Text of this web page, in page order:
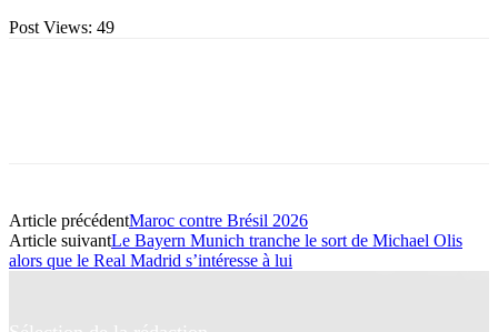
Post Views: 49
Article précédentMaroc contre Brésil 2026
Article suivantLe Bayern Munich tranche le sort de Michael Olis
alors que le Real Madrid s’intéresse à lui